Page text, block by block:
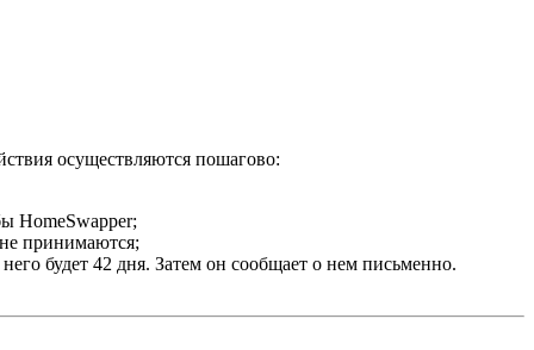
осуществляются пошагово:
HomeSwapper;
принимаются;
будет 42 дня. Затем он сообщает о нем письменно.